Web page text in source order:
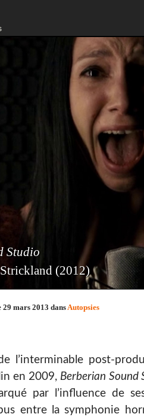
Studio
(2012)
mars 2013 dansAutopsies
l’interminable post-
en 2009, Berberian Sound
par l’influence de
entre la symphonie